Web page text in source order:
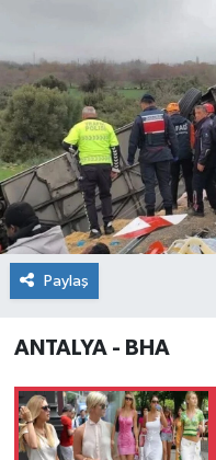
Paylaş
ANTALYA - BHA